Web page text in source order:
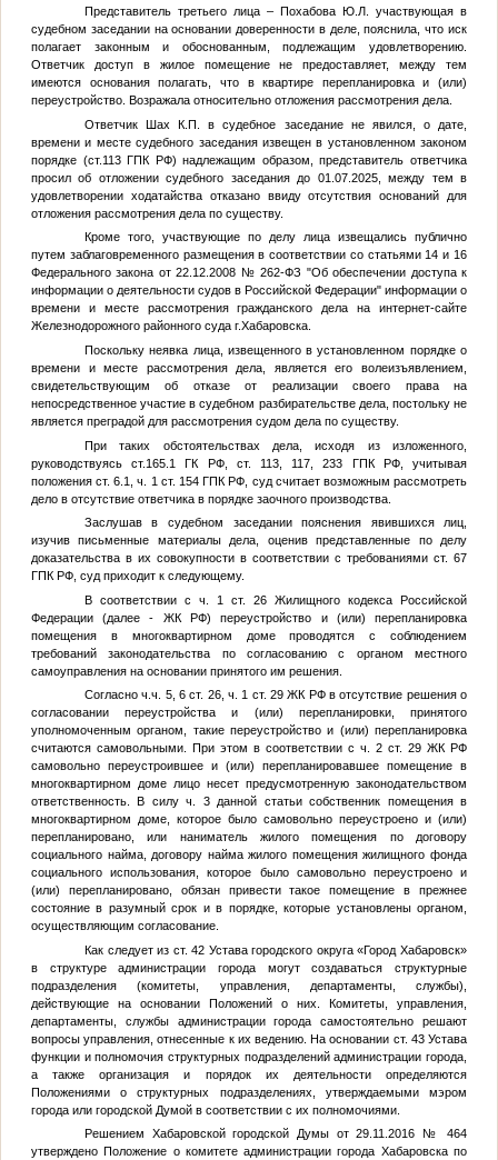
Представитель третьего лица – Похабова Ю.Л. участвующая в
судебном заседании на основании доверенности в деле, пояснила, что иск
полагает законным и обоснованным, подлежащим удовлетворению.
Ответчик доступ в жилое помещение не предоставляет, между тем
имеются основания полагать, что в квартире перепланировка и (или)
переустройство. Возражала относительно отложения рассмотрения дела.
Ответчик Шах К.П. в судебное заседание не явился, о дате,
времени и месте судебного заседания извещен в установленном законом
порядке (ст.113 ГПК РФ) надлежащим образом, представитель ответчика
просил об отложении судебного заседания до 01.07.2025, между тем в
удовлетворении ходатайства отказано ввиду отсутствия оснований для
отложения рассмотрения дела по существу.
Кроме того, участвующие по делу лица извещались публично
путем заблаговременного размещения в соответствии со статьями 14 и 16
Федерального закона от 22.12.2008 № 262-ФЗ "Об обеспечении доступа к
информации о деятельности судов в Российской Федерации" информации о
времени и месте рассмотрения гражданского дела на интернет-сайте
Железнодорожного районного суда г.Хабаровска.
Поскольку неявка лица, извещенного в установленном порядке о
времени и месте рассмотрения дела, является его волеизъявлением,
свидетельствующим об отказе от реализации своего права на
непосредственное участие в судебном разбирательстве дела, постольку не
является преградой для рассмотрения судом дела по существу.
При таких обстоятельствах дела, исходя из изложенного,
руководствуясь ст.165.1 ГК РФ, ст. 113, 117, 233 ГПК РФ, учитывая
положения ст. 6.1, ч. 1 ст. 154 ГПК РФ, суд считает возможным рассмотреть
дело в отсутствие ответчика в порядке заочного производства.
Заслушав в судебном заседании пояснения явившихся лиц,
изучив письменные материалы дела, оценив представленные по делу
доказательства в их совокупности в соответствии с требованиями ст. 67
ГПК РФ, суд приходит к следующему.
В соответствии с ч. 1 ст. 26 Жилищного кодекса Российской
Федерации (далее - ЖК РФ) переустройство и (или) перепланировка
помещения в многоквартирном доме проводятся с соблюдением
требований законодательства по согласованию с органом местного
самоуправления на основании принятого им решения.
Согласно ч.ч. 5, 6 ст. 26, ч. 1 ст. 29 ЖК РФ в отсутствие решения о
согласовании переустройства и (или) перепланировки, принятого
уполномоченным органом, такие переустройство и (или) перепланировка
считаются самовольными. При этом в соответствии с ч. 2 ст. 29 ЖК РФ
самовольно переустроившее и (или) перепланировавшее помещение в
многоквартирном доме лицо несет предусмотренную законодательством
ответственность. В силу ч. 3 данной статьи собственник помещения в
многоквартирном доме, которое было самовольно переустроено и (или)
перепланировано, или наниматель жилого помещения по договору
социального найма, договору найма жилого помещения жилищного фонда
социального использования, которое было самовольно переустроено и
(или) перепланировано, обязан привести такое помещение в прежнее
состояние в разумный срок и в порядке, которые установлены органом,
осуществляющим согласование.
Как следует из ст. 42 Устава городского округа «Город Хабаровск»
в структуре администрации города могут создаваться структурные
подразделения (комитеты, управления, департаменты, службы),
действующие на основании Положений о них. Комитеты, управления,
департаменты, службы администрации города самостоятельно решают
вопросы управления, отнесенные к их ведению. На основании ст. 43 Устава
функции и полномочия структурных подразделений администрации города,
а также организация и порядок их деятельности определяются
Положениями о структурных подразделениях, утверждаемыми мэром
города или городской Думой в соответствии с их полномочиями.
Решением Хабаровской городской Думы от 29.11.2016 № 464
утверждено Положение о комитете администрации города Хабаровска по